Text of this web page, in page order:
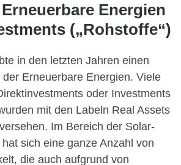
Energien
(„Rohstoffe“)
in den letzten Jahren einen
Erneuerbare Energien. Viele
oder Investments
mit den Labeln Real Assets
Im Bereich der Solar-
sich eine ganze Anzahl von
die auch aufgrund von